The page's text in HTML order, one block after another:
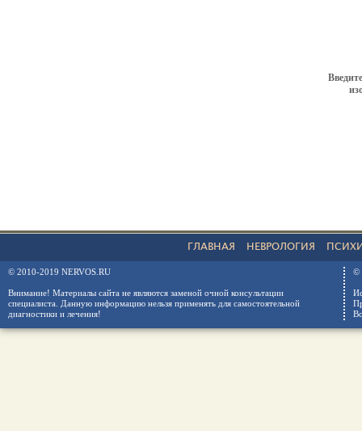
ГЛАВНАЯ НЕВРОЛОГИЯ
© 2010-2019 NERVOS.RU
Внимание! Материалы сайта не являются заменой очной консультации
специалиста. Данную информацию нельзя применять для самостоятельной
диагностики и лечения!
©